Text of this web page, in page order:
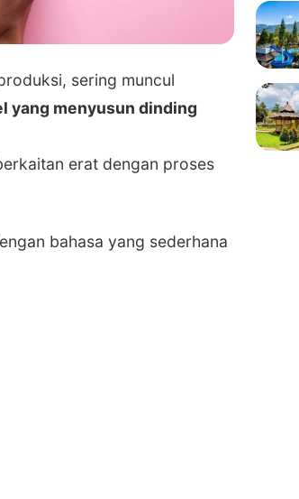
sering muncul
yang menyusun dinding
erat dengan proses
bahasa yang sederhana